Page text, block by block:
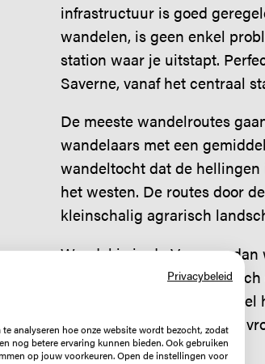
infrastructuur is goed
wandelen, is geen enkel
station waar je uitstapt.
Saverne, vanaf het centraal
De meeste wandelroutes
wandelaars met een
wandeltocht dat de hellingen
het westen. De routes door
kleinschalig agrarisch
Wandel je in de Vogezen
monumenten uit een
latere middeleeuwen en
Frankrijk en Duitsland liep
Privacybeleid
analyseren hoe onze website wordt bezocht, zodat
nog betere ervaring kunnen bieden. Ook gebruiken
op jouw voorkeuren. Open de instellingen voor